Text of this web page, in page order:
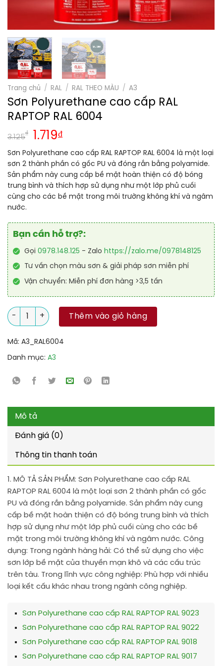
Trang chủ / RAL / RAL THEO MÀU / A3
Sơn Polyurethane cao cấp RAL
RAPTOP RAL 6004
3.125
₫ 1.719₫
Sơn Polyurethane cao cấp RAL RAPTOP RAL 6004 là một loại
sơn 2 thành phần có gốc PU và đóng rắn bằng polyamide.
Sản phẩm này cung cấp bề mặt hoàn thiện có độ bóng
trung bình và thích hợp sử dụng như một lớp phủ cuối
cùng cho các bề mặt trong môi trường không khí và ngâm
nước.
Bạn cần hỗ trợ?:
Gọi 0978.148.125 - Zalo https://zalo.me/0978148125
Tư vấn chọn màu sơn & giải pháp sơn miễn phí
Vận chuyển: Miễn phí đơn hàng >3,5 tấn
Sơn Polyurethane cao cấp RAL RAPTOP RAL 6004 số lượng
Thêm vào giỏ hàng
Mã: A3_RAL6004
Danh mục: A3
Mô tả
Đánh giá (0)
Thông tin thanh toán
1. MÔ TẢ SẢN PHẨM: Sơn Polyurethane cao cấp RAL
RAPTOP RAL 6004 là một loại sơn 2 thành phần có gốc
PU và đóng rắn bằng polyamide. Sản phẩm này cung
cấp bề mặt hoàn thiện có độ bóng trung bình và thích
hợp sử dụng như một lớp phủ cuối cùng cho các bề
mặt trong môi trường không khí và ngâm nước. Công
dụng: Trong ngành hàng hải: Có thể sử dụng cho việc
sơn lớp bề mặt của thuyền mạn khô và các cấu trúc
trên tàu. Trong lĩnh vực công nghiệp: Phù hợp với nhiều
loại kết cấu khác nhau trong ngành công nghiệp.
Sơn Polyurethane cao cấp RAL RAPTOP RAL 9023
Sơn Polyurethane cao cấp RAL RAPTOP RAL 9022
Sơn Polyurethane cao cấp RAL RAPTOP RAL 9018
Sơn Polyurethane cao cấp RAL RAPTOP RAL 9017